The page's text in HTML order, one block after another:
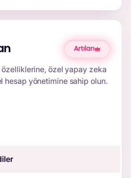
Artıları
özel yapay zeka
hesap yönetimine sahip olun.